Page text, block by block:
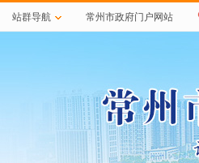
站群导航 常州市政府门户网站